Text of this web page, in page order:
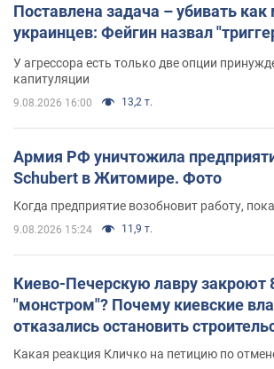
Поставлена задача – убивать
украинцев: Фейгин назвал
У агрессора есть только две опции
капитуляции
9.08.2026 16:00 13,2 т.
Армия РФ уничтожила
Schubert в Житомире. Фото
Когда предприятие возобновит работу,
9.08.2026 15:24 11,9 т.
Киево-Печерскую лавру
"монстром"? Почему киевские
отказались остановить
небоскреба "московского
Какая реакция Кличко на петицию по